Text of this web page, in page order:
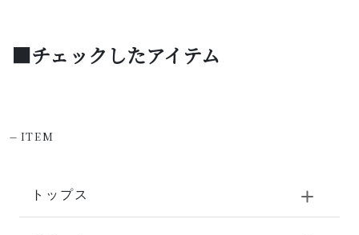
■チェックしたアイテム
-ITEM
トップス